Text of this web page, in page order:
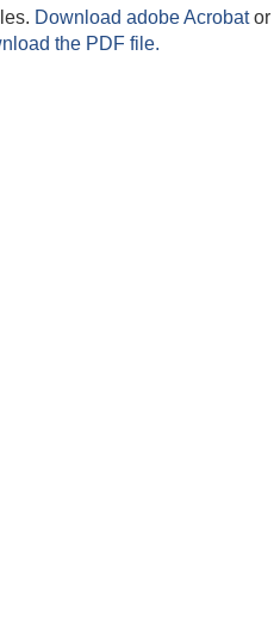
Download adobe Acrobator
the PDF file.